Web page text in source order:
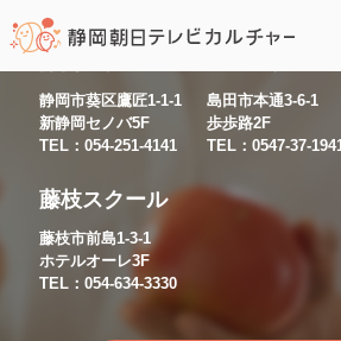
静岡市葵区鷹匠1-1-1
新静岡セノバ5F
TEL：054-251-4141
島田市本通3-6-1
歩歩路2F
TEL：0547-37-
藤枝スクール
藤枝市前島1-3-1
ホテルオーレ3F
TEL：054-634-3330